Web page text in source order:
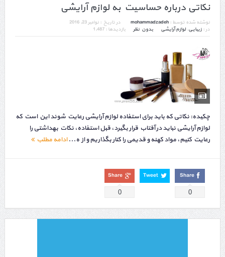
نکاتی درباره حساسیت به لوازم آرایشی
نوشته شده توسط : mohammadzadeh در تاریخ : نوامبر 23, 2016
در : زیبایی, لوازم آرایشی بدون نظر بازدیدها : 1,487
چکیده: نکاتی که باید برای استفاده لوازم آرایشی رعایت شوند این است که
لوازم آرایشی نباید در آفتاب قرار بگیرد، قبل استفاده، نکات بهداشتی را
رعایت کنیم، مواد کهنه و قدیمی را کنار بگذاریم و از ه...ادامه مطلب
Share
0
Tweet
Share
0